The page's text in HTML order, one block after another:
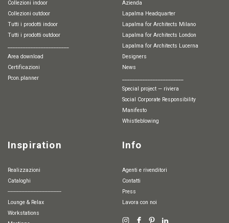
Collezioni indoor
Collezioni outdoor
Tutti i prodotti indoor
Tutti i prodotti outdoor
Area download
Certificazioni
pcon.planner
Azienda
Lapalma Headquarter
Lapalma for Architects Milano
Lapalma for Architects London
Lapalma for Architects Lucerna
Designers
News
special project — riviera
Social Corporate Responsibility
Manifesto
whistleblowing
Inspiration
Realizzazioni
Cataloghi
-----------------------------------
Lounge & Relax
Workstations
Info
Agenti e rivenditori
Contatti
Press
Lavora con noi